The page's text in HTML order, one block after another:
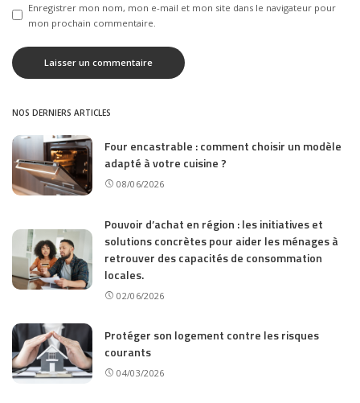
Enregistrer mon nom, mon e-mail et mon site dans le navigateur pour
mon prochain commentaire.
NOS DERNIERS ARTICLES
Four encastrable : comment choisir un modèle
adapté à votre cuisine ?
08/06/2026
Pouvoir d’achat en région : les initiatives et
solutions concrètes pour aider les ménages à
retrouver des capacités de consommation
locales.
02/06/2026
Protéger son logement contre les risques
courants
04/03/2026